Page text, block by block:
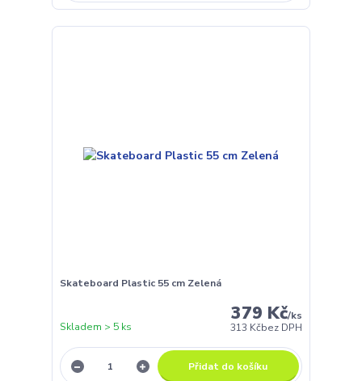
Skateboard Plastic 55 cm Zelená
379 Kč/ks
313 Kčbez DPH
Skladem > 5 ks
Přidat do košíku